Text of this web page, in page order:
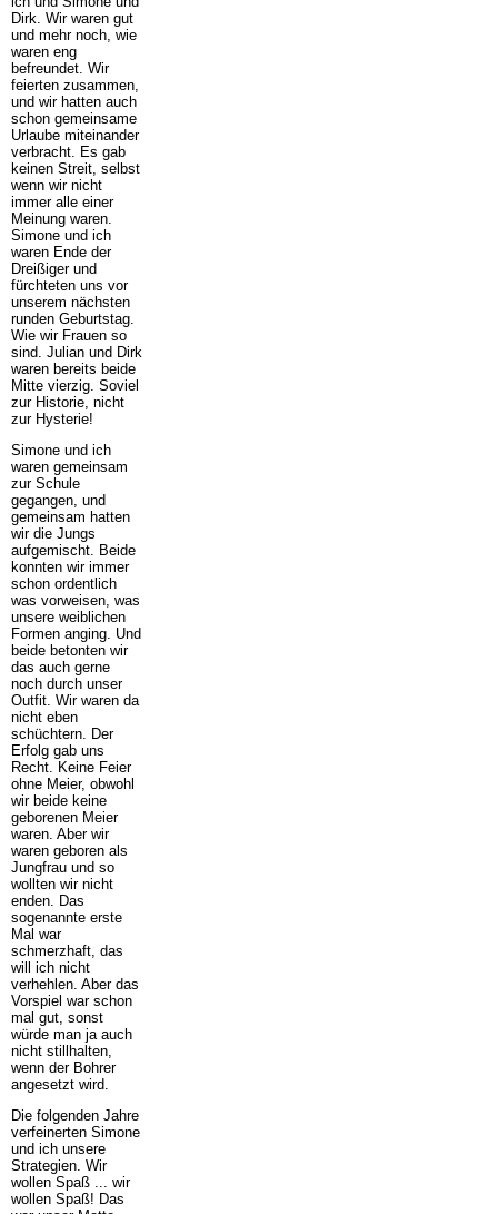
Dirk. Wir waren gut
und mehr noch, wie
waren eng
befreundet. Wir
feierten zusammen,
und wir hatten auch
schon gemeinsame
Urlaube miteinander
verbracht. Es gab
keinen Streit, selbst
wenn wir nicht
immer alle einer
Meinung waren.
Simone und ich
waren Ende der
Dreißiger und
fürchteten uns vor
unserem nächsten
runden Geburtstag.
Wie wir Frauen so
sind. Julian und Dirk
waren bereits beide
Mitte vierzig. Soviel
zur Historie, nicht
zur Hysterie!
Simone und ich
waren gemeinsam
zur Schule
gegangen, und
gemeinsam hatten
wir die Jungs
aufgemischt. Beide
konnten wir immer
schon ordentlich
was vorweisen, was
unsere weiblichen
Formen anging. Und
beide betonten wir
das auch gerne
noch durch unser
Outfit. Wir waren da
nicht eben
schüchtern. Der
Erfolg gab uns
Recht. Keine Feier
ohne Meier, obwohl
wir beide keine
geborenen Meier
waren. Aber wir
waren geboren als
Jungfrau und so
wollten wir nicht
enden. Das
sogenannte erste
Mal war
schmerzhaft, das
will ich nicht
verhehlen. Aber das
Vorspiel war schon
mal gut, sonst
würde man ja auch
nicht stillhalten,
wenn der Bohrer
angesetzt wird.
Die folgenden Jahre
verfeinerten Simone
und ich unsere
Strategien. Wir
wollen Spaß ... wir
wollen Spaß! Das